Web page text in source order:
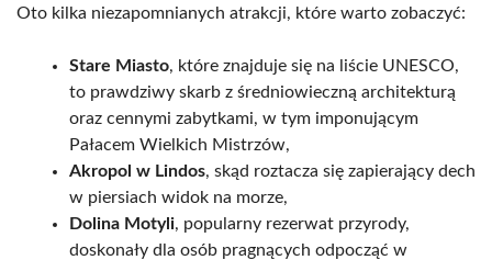
Oto kilka niezapomnianych atrakcji, które warto zobaczyć:
Stare Miasto, które znajduje się na liście UNESCO,
to prawdziwy skarb z średniowieczną architekturą
oraz cennymi zabytkami, w tym imponującym
Pałacem Wielkich Mistrzów,
Akropol w Lindos, skąd roztacza się zapierający dech
w piersiach widok na morze,
Dolina Motyli, popularny rezerwat przyrody,
doskonały dla osób pragnących odpocząć w